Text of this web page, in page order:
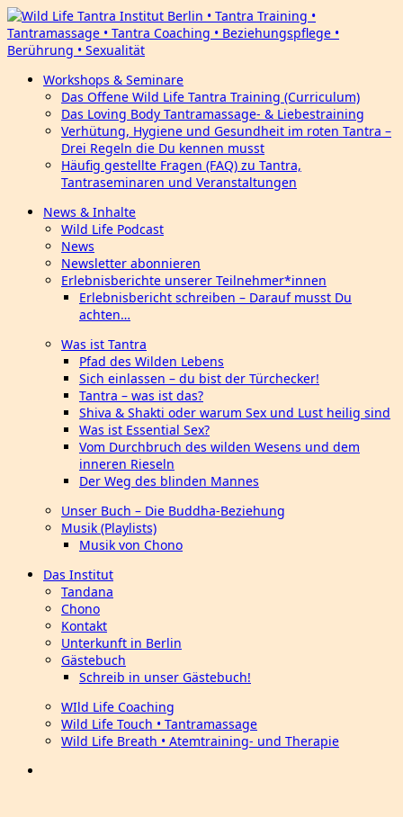
Workshops & Seminare
Das Offene Wild Life Tantra Training (Curriculum)
Das Loving Body Tantramassage- & Liebestraining
Verhütung, Hygiene und Gesundheit im roten Tantra –
Drei Regeln die Du kennen musst
Häufig gestellte Fragen (FAQ) zu Tantra,
Tantraseminaren und Veranstaltungen
News & Inhalte
Wild Life Podcast
News
Newsletter abonnieren
Erlebnisberichte unserer Teilnehmer*innen
Erlebnisbericht schreiben – Darauf musst Du
achten…
Was ist Tantra
Pfad des Wilden Lebens
Sich einlassen – du bist der Türchecker!
Tantra – was ist das?
Shiva & Shakti oder warum Sex und Lust heilig sind
Was ist Essential Sex?
Vom Durchbruch des wilden Wesens und dem
inneren Rieseln
Der Weg des blinden Mannes
Unser Buch – Die Buddha-Beziehung
Musik (Playlists)
Musik von Chono
Das Institut
Tandana
Chono
Kontakt
Unterkunft in Berlin
Gästebuch
Schreib in unser Gästebuch!
WIld Life Coaching
Wild Life Touch • Tantramassage
Wild Life Breath • Atemtraining- und Therapie